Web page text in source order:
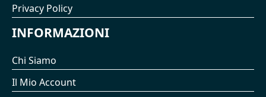
Privacy Policy
INFORMAZIONI
Chi Siamo
Il Mio Account